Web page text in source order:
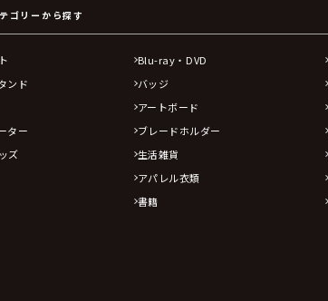
ゴリーから探す
Blu-ray・DVD
ンド
バッジ
アートボード
ター
ブレードホルダー
ズ
生活雑貨
アパレル衣類
書籍